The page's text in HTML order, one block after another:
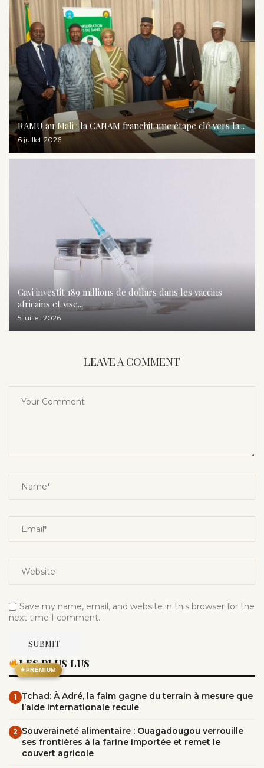
RAMU au Mali : la CANAM franchit une étape clé vers la...
6 juillet 2026
Gavi investit 189 millions de dollars dans les vaccins
africains et vise...
5 juillet 2026
LEAVE A COMMENT
Save my name, email, and website in this browser for the
next time I comment.
★PREMIUM
LES PLUS LUS
1
Tchad: À Adré, la faim gagne du terrain à mesure que
l’aide internationale recule
2 Souveraineté alimentaire : Ouagadougou verrouille
ses frontières à la farine importée et remet le
couvert agricole